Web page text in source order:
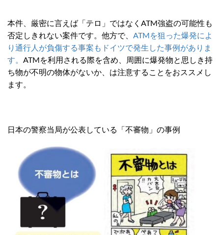
本件、厳密に言えば「テロ」ではなくATM強盗の可能性も
否定しきれない案件です。他方で、 ATMを狙った爆発によ
り通行人が負傷する事案もドイツで発生した事例がありま
す。 ATMを利用される際を含め、周囲に爆発物と思しき持
ち物が不明の物体がないか、は注意することをおススメし
ます。
日本の警察当局が公表している「不審物」の事例